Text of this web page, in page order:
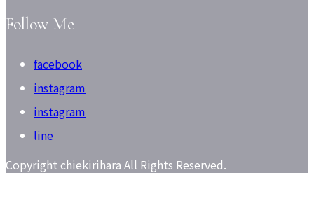
Follow Me
facebook
instagram
instagram
line
Copyright chiekirihara All Rights Reserved.